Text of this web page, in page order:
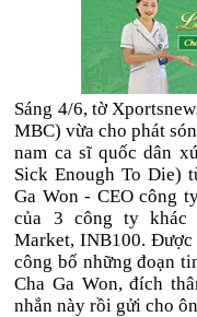
Sáng 4/6, tờ
MBC) vừa cho phát
nam ca sĩ quốc dân
Sick Enough To Die)
Ga Won - CEO công
của 3 công ty khác
Market, INB100. Được
công bố những đoạn
Cha Ga Won, đích
nhắn này rồi gửi cho